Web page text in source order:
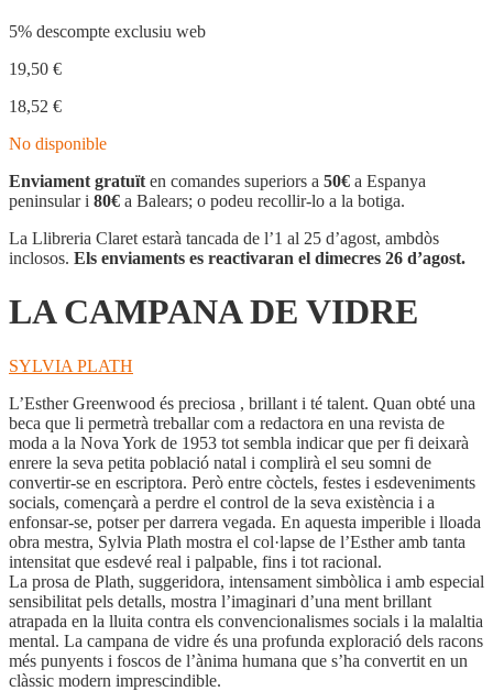
5% descompte exclusiu web
19,50 €
18,52 €
No disponible
Enviament gratuït en comandes superiors a 50€ a Espanya
peninsular i 80€ a Balears; o podeu recollir-lo a la botiga.
La Llibreria Claret estarà tancada de l’1 al 25 d’agost, ambdòs
inclosos. Els enviaments es reactivaran el dimecres 26 d’agost.
LA CAMPANA DE VIDRE
SYLVIA PLATH
L’Esther Greenwood és preciosa , brillant i té talent. Quan obté una
beca que li permetrà treballar com a redactora en una revista de
moda a la Nova York de 1953 tot sembla indicar que per fi deixarà
enrere la seva petita població natal i complirà el seu somni de
convertir-se en escriptora. Però entre còctels, festes i esdeveniments
socials, començarà a perdre el control de la seva existència i a
enfonsar-se, potser per darrera vegada. En aquesta imperible i lloada
obra mestra, Sylvia Plath mostra el col·lapse de l’Esther amb tanta
intensitat que esdevé real i palpable, fins i tot racional.
La prosa de Plath, suggeridora, intensament simbòlica i amb especial
sensibilitat pels detalls, mostra l’imaginari d’una ment brillant
atrapada en la lluita contra els convencionalismes socials i la malaltia
mental. La campana de vidre és una profunda exploració dels racons
més punyents i foscos de l’ànima humana que s’ha convertit en un
clàssic modern imprescindible.